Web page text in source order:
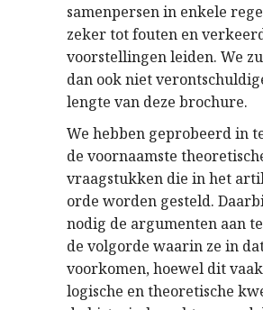
samenpersen in enkele
zeker tot fouten en
voorstellingen leiden. We
dan ook niet
lengte van deze brochure.
We hebben geprobeerd in
de voornaamste
vraagstukken die in het
orde worden gesteld.
nodig de argumenten aan
de volgorde waarin ze in
voorkomen, hoewel dit
logische en theoretische